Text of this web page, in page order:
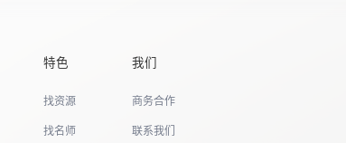
特色
找资源
找名师
我们
商务合作
联系我们